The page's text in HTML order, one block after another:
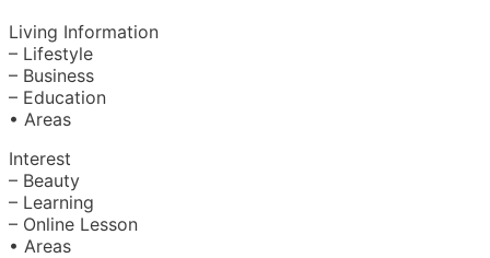
Living Information
– Lifestyle
– Business
– Education
• Areas
Interest
– Beauty
– Learning
– Online Lesson
• Areas